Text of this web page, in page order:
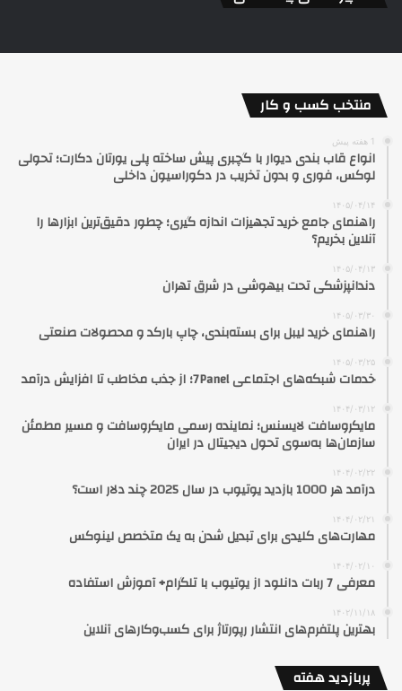
منتخب کسب و کار
1 هفته پیش
انواع قاب بندی دیوار با گچبری پیش ساخته پلی یورتان دکارت؛ تحولی
لوکس، فوری و بدون تخریب در دکوراسیون داخلی
۱۴۰۵/۰۴/۱۴
راهنمای جامع خرید تجهیزات اندازه گیری؛ چطور دقیق‌ترین ابزارها را
آنلاین بخریم؟
۱۴۰۵/۰۴/۱۳
دندانپزشکی تحت بیهوشی در شرق تهران
۱۴۰۵/۰۳/۳۰
راهنمای خرید لیبل برای بسته‌بندی، چاپ بارکد و محصولات صنعتی
۱۴۰۵/۰۳/۲۵
خدمات شبکه‌های اجتماعی 7Panel؛ از جذب مخاطب تا افزایش درآمد
۱۴۰۴/۰۳/۱۲
مایکروسافت لایسنس؛ نماینده رسمی مایکروسافت و مسیر مطمئن
سازمان‌ها به‌سوی تحول دیجیتال در ایران
۱۴۰۴/۰۲/۲۲
درآمد هر 1000 بازدید یوتیوب در سال 2025 چند دلار است؟
۱۴۰۴/۰۲/۲۱
مهارت‌های کلیدی برای تبدیل شدن به یک متخصص لینوکس
۱۴۰۴/۰۲/۱۰
معرفی 7 ربات دانلود از یوتیوب با تلگرام+ آموزش استفاده
۱۴۰۲/۱۱/۱۸
بهترین پلتفرم‌های انتشار رپورتاژ برای کسب‌وکارهای آنلاین
پربازدید هفته